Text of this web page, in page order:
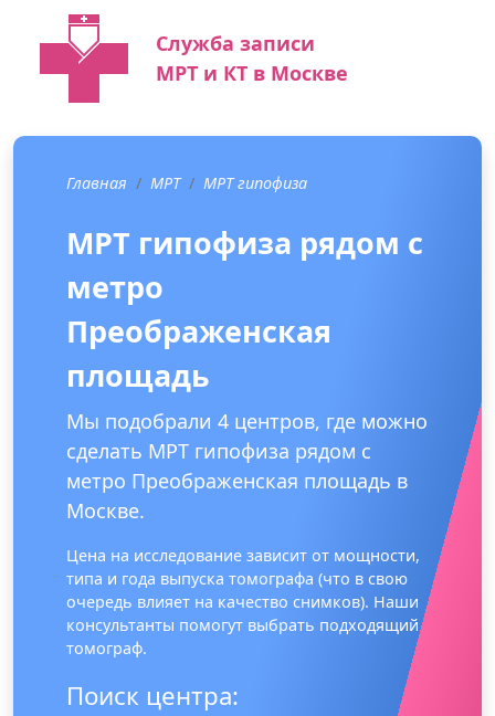
Служба записи
МРТ и КТ в Москве
Главная МРТ МРТ гипофиза
МРТ гипофиза рядом с
метро
Преображенская
площадь
Мы подобрали 4 центров, где можно
сделать МРТ гипофиза рядом с
метро Преображенская площадь в
Москве.
Цена на исследование зависит от мощности,
типа и года выпуска томографа (что в свою
очередь влияет на качество снимков). Наши
консультанты помогут выбрать подходящий
томограф.
Поиск центра: